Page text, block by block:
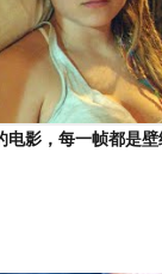
电影，每一帧都是